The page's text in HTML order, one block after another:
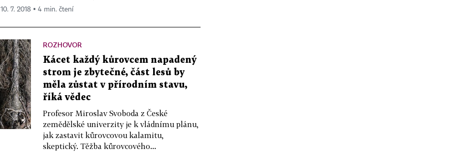
10. 7. 2018 ▪ 4 min. čtení
ROZHOVOR
Kácet každý kůrovcem napadený
strom je zbytečné, část lesů by
měla zůstat v přírodním stavu,
říká vědec
Profesor Miroslav Svoboda z České
zemědělské univerzity je k vládnímu plánu,
jak zastavit kůrovcovou kalamitu,
skeptický. Těžba kůrovcového...